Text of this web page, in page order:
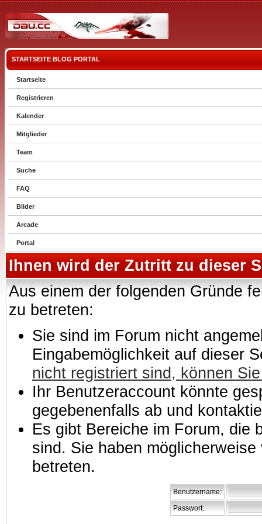
STARTSEITE BLOG PORTAL
Startseite
Registrieren
Kalender
Mitglieder
Team
Suche
FAQ
Bilder
Arcade
Portal
Ihnen wird der Zutritt zu dieser
Aus einem der folgenden Gründe
zu betreten:
Sie sind im Forum nicht
Eingabemöglichkeit auf dieser
nicht registriert sind, können
Ihr Benutzeraccount könnte
gegebenenfalls ab und
Es gibt Bereiche im Forum, die
sind. Sie haben
betreten.
Benutzername:
Passwort: